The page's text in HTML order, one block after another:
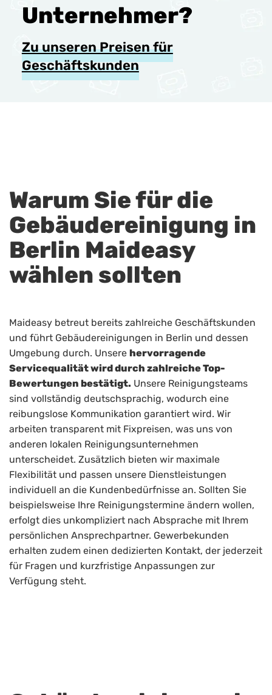
Unternehmer?
Zu unseren Preisen für
Geschäftskunden
Warum Sie für die
Gebäudereinigung in
Berlin Maideasy
wählen sollten
Maideasy betreut bereits zahlreiche Geschäftskunden
und führt Gebäudereinigungen in Berlin und dessen
Umgebung durch. Unsere hervorragende
Servicequalität wird durch zahlreiche Top-
Bewertungen bestätigt. Unsere Reinigungsteams
sind vollständig deutschsprachig, wodurch eine
reibungslose Kommunikation garantiert wird. Wir
arbeiten transparent mit Fixpreisen, was uns von
anderen lokalen Reinigungsunternehmen
unterscheidet. Zusätzlich bieten wir maximale
Flexibilität und passen unsere Dienstleistungen
individuell an die Kundenbedürfnisse an. Sollten Sie
beispielsweise Ihre Reinigungstermine ändern wollen,
erfolgt dies unkompliziert nach Absprache mit Ihrem
persönlichen Ansprechpartner. Gewerbekunden
erhalten zudem einen dedizierten Kontakt, der jederzeit
für Fragen und kurzfristige Anpassungen zur
Verfügung steht.